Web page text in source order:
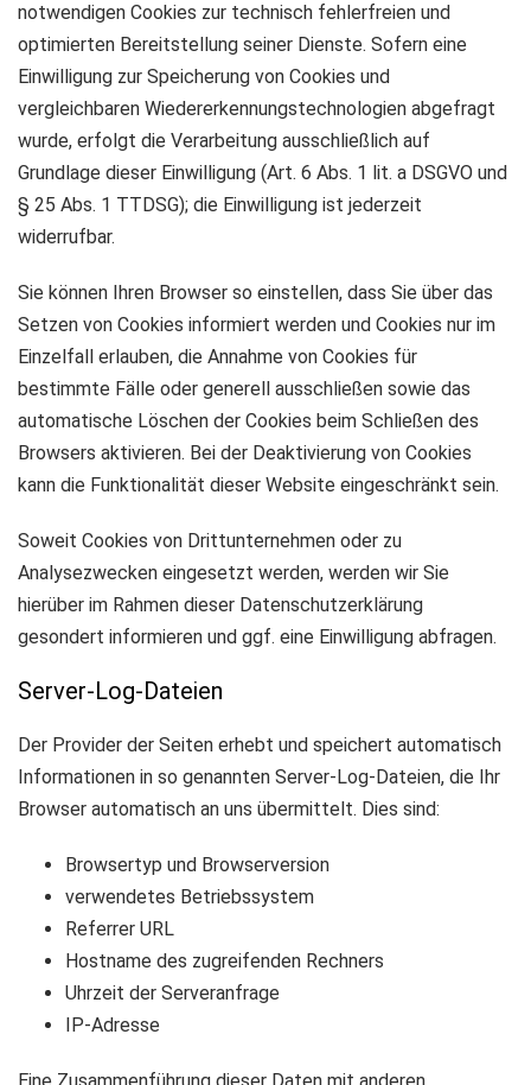
notwendigen Cookies zur technisch fehlerfreien und
optimierten Bereitstellung seiner Dienste. Sofern eine
Einwilligung zur Speicherung von Cookies und
vergleichbaren Wiedererkennungstechnologien abgefragt
wurde, erfolgt die Verarbeitung ausschließlich auf
Grundlage dieser Einwilligung (Art. 6 Abs. 1 lit. a DSGVO und
§ 25 Abs. 1 TTDSG); die Einwilligung ist jederzeit
widerrufbar.
Sie können Ihren Browser so einstellen, dass Sie über das
Setzen von Cookies informiert werden und Cookies nur im
Einzelfall erlauben, die Annahme von Cookies für
bestimmte Fälle oder generell ausschließen sowie das
automatische Löschen der Cookies beim Schließen des
Browsers aktivieren. Bei der Deaktivierung von Cookies
kann die Funktionalität dieser Website eingeschränkt sein.
Soweit Cookies von Drittunternehmen oder zu
Analysezwecken eingesetzt werden, werden wir Sie
hierüber im Rahmen dieser Datenschutzerklärung
gesondert informieren und ggf. eine Einwilligung abfragen.
Server-Log-Dateien
Der Provider der Seiten erhebt und speichert automatisch
Informationen in so genannten Server-Log-Dateien, die Ihr
Browser automatisch an uns übermittelt. Dies sind:
Browsertyp und Browserversion
verwendetes Betriebssystem
Referrer URL
Hostname des zugreifenden Rechners
Uhrzeit der Serveranfrage
IP-Adresse